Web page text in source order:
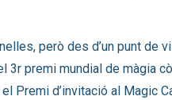
però des d’un punt de
premi mundial de màgia
Premi d’invitació al Magic